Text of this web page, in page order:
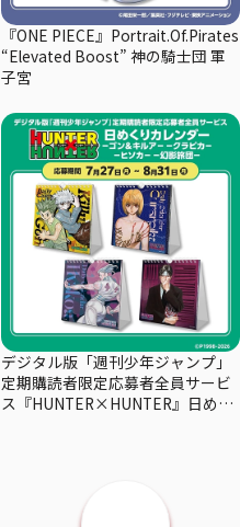
『ONE PIECE』Portrait.Of.Pirates
“Elevated Boost” 神の騎士団 軍
子宮
デジタル版「週刊少年ジャンプ」
定期購読者限定応募者全員サービ
ス『HUNTER×HUNTER』日めく